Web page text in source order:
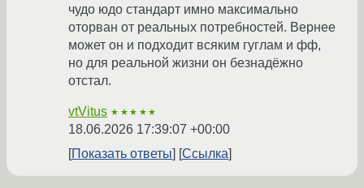
чудо юдо стандарт имно максимально
оторван от реальных потребностей. Вернее
может он и подходит всяким гуглам и фф,
но для реальной жизни он безнадёжно
отстал.
vtVitus ★★★★★
18.06.2026 17:39:07 +00:00
Показать ответы
Ссылка